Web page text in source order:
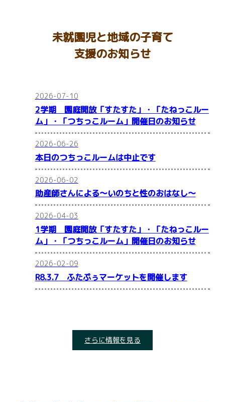
未就園児と地域の子育て
支援のお知らせ
2026-07-10
2学期 園庭開放「すたすた」・「たねっこルー
ム」・「つちっこルーム」開催日のお知らせ
2026-06-26
本日のつちっこルームは中止です
2026-06-02
助産師さんによる～いのちと性のおはなし～
2026-04-03
1学期 園庭開放「すたすた」・「たねっこルー
ム」・「つちっこルーム」開催日のお知らせ
2026-02-09
R8.3.7 ふたぷぅマーケットを開催します
さらに情報を見る